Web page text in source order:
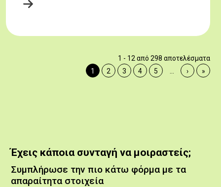
1 - 12 από 298 αποτελέσματα
Τρέχουσα σελίδα
1 Σελίδα
2 Σελίδα
3 Σελίδα
4 Σελίδα
5 Next page
› Last
»
Έχεις κάποια συνταγή να μοιραστείς;
Συμπλήρωσε την πιο κάτω φόρμα με τα
απαραίτητα στοιχεία
Έχεις
κάποια
συνταγή